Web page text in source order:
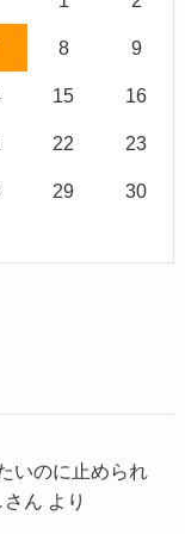
8 9
15 16
22 23
29 30
いのに止められ
ん より